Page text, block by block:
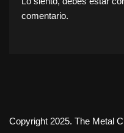
comentario.
Copyright 2025. The Metal